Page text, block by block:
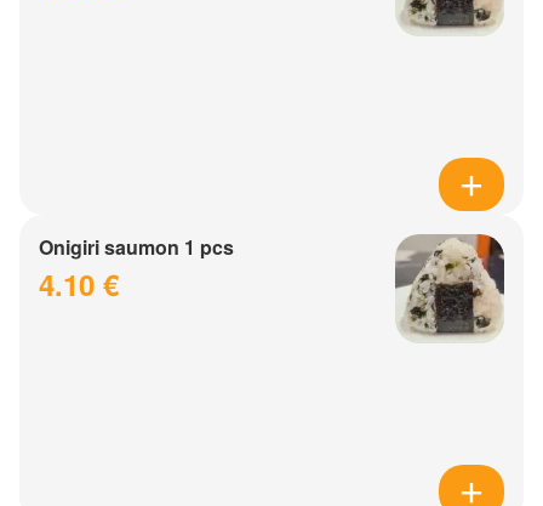
Onigiri saumon 1 pcs
4.10 €